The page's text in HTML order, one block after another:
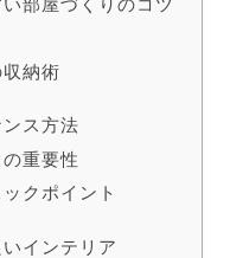
納術
ス方法
重要性
クポイント
インテリア